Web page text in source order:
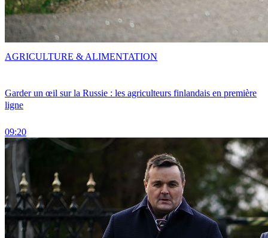
Garder un œil sur la Russie : les agriculteurs finlandais en première
ligne
09:20
AGRICULTURE & ALIMENTATION